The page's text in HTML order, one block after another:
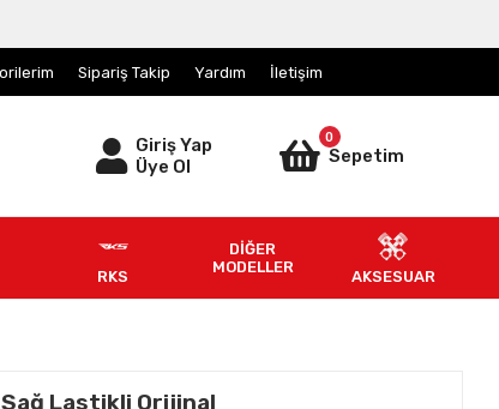
Sipariş Takip Yardım İletişim
Giriş Yap
Üye Ol
0
Sepetim
RKS
DİĞER
MODELLER
AKSESUAR
Lastikli Orijinal